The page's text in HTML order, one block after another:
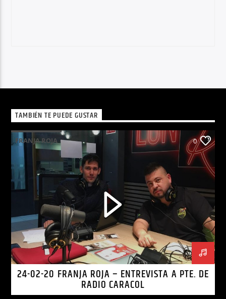
TAMBIÉN TE PUEDE GUSTAR
FRANJA ROJA 0
24-02-20 FRANJA ROJA – ENTREVISTA A PTE. DE
RADIO CARACOL